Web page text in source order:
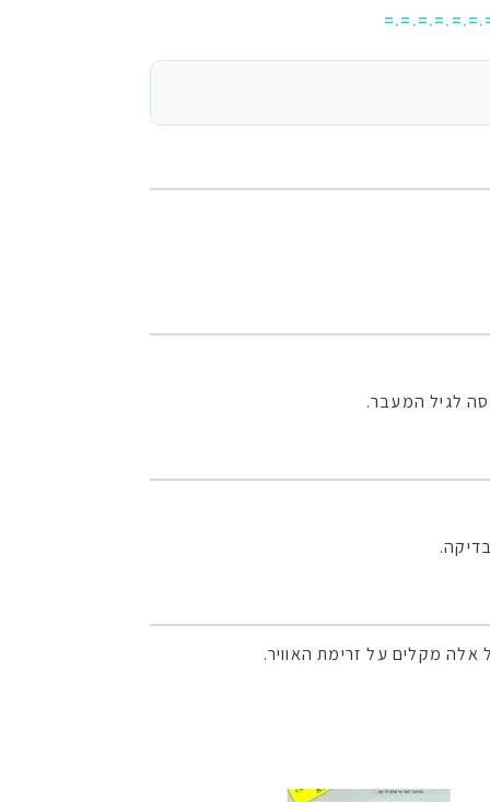
לגיל המעבר.
מקלים על זרימת האוויר.